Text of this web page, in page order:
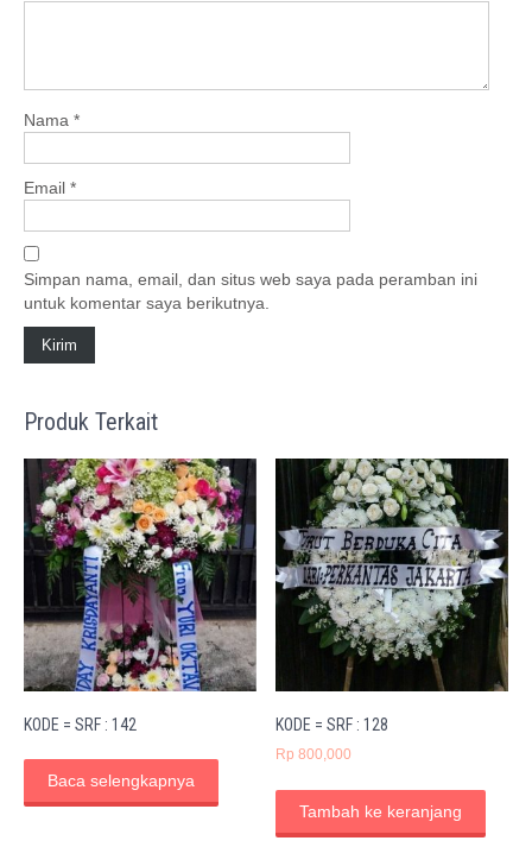
Nama *
Email *
Simpan nama, email, dan situs web saya pada peramban ini
untuk komentar saya berikutnya.
Produk Terkait
KODE = SRF : 142
Baca selengkapnya
KODE = SRF : 128
Rp 800,000
Tambah ke keranjang